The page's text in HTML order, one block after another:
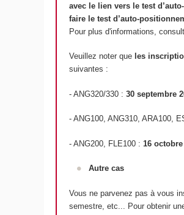
avec le lien vers le test
faire le test d’auto-
Pour plus d'informations,
Veuillez noter que les
suivantes :
- ANG320/330 : 30 septembre
- ANG100, ANG310, ARA100,
- ANG200, FLE100 : 16 octobre
Autre cas
Vous ne parvenez pas à vous
semestre, etc... Pour obtenir